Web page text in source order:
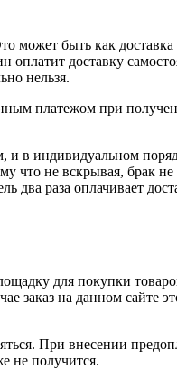
быть как
оплатит доставку
нельзя.
платежом при
и в индивидуальном
что не вскрывая, брак
два раза оплачивает
для покупки
заказ на данном сайте
При внесении
не получится.